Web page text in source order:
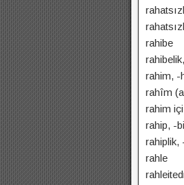
rahibe
rahim, -
rahîm
rahim
rahip, -bi
rahiplik,
rahle